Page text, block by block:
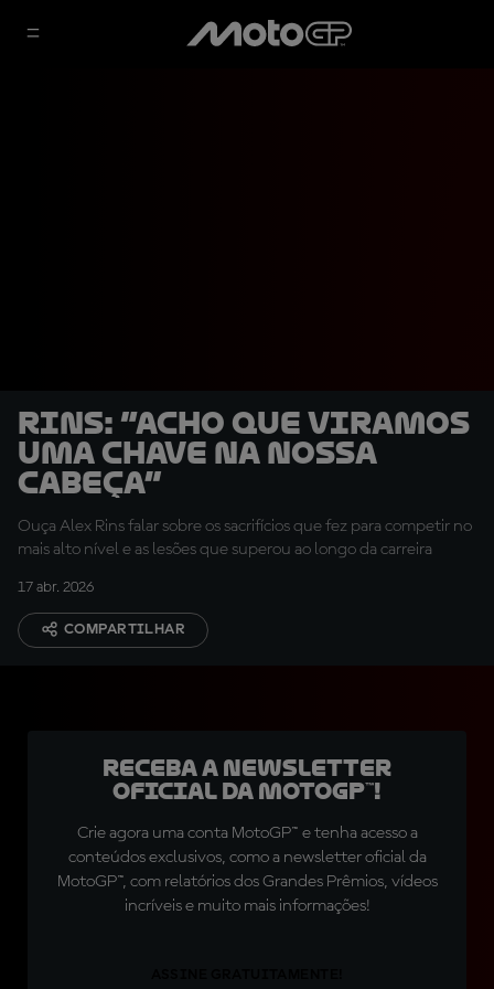
Rins: “Acho que viramos
uma chave na nossa
cabeça”
Ouça Alex Rins falar sobre os sacrifícios que fez para competir no
mais alto nível e as lesões que superou ao longo da carreira
17 abr. 2026
COMPARTILHAR
Receba a newsletter
oficial da MotoGP™!
Crie agora uma conta MotoGP™ e tenha acesso a
conteúdos exclusivos, como a newsletter oficial da
MotoGP™, com relatórios dos Grandes Prêmios, vídeos
incríveis e muito mais informações!